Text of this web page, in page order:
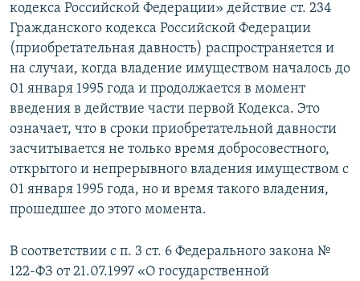
кодекса Российской Федерации» действие ст. 234
Гражданского кодекса Российской Федерации
(приобретательная давность) распространяется и
на случаи, когда владение имуществом началось до
01 января 1995 года и продолжается в момент
введения в действие части первой Кодекса. Это
означает, что в сроки приобретательной давности
засчитывается не только время добросовестного,
открытого и непрерывного владения имуществом с
01 января 1995 года, но и время такого владения,
прошедшее до этого момента.
В соответствии с п. 3 ст. 6 Федерального закона №
122-ФЗ от 21.07.1997 «О государственной